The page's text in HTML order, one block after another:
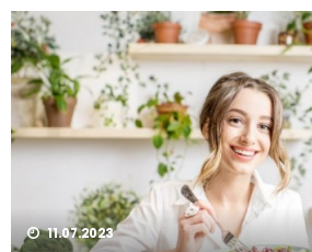
11.07.2023